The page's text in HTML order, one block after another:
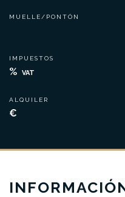
MUELLE/PONTÓN
IMPUESTOS
% VAT
ALQUILER
€